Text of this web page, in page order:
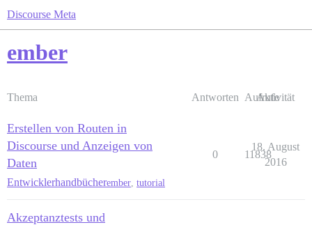
Discourse Meta
ember
Thema Antworten Aufrufe
Aktivität
Erstellen von Routen in
Discourse und Anzeigen von
Daten
Entwicklerhandbücherember tutorial
0 11838
18. August
2016
Akzeptanztests und